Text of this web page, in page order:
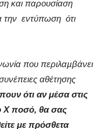
και παρουσίαση
την εντύπωση ότι
που περιλαµβάνει
αθέτησης
ότι αν μέσα στις
Χ ποσό, θα σας
με πρόσθετα